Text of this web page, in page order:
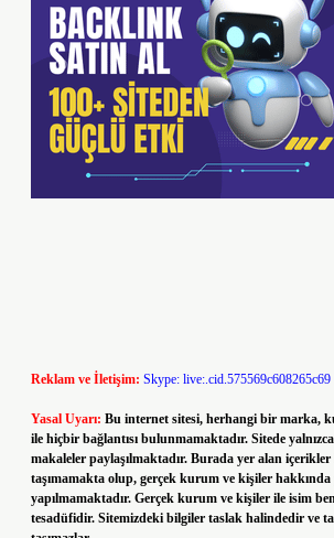
Reklam ve İletişim: Skype: live:.cid.575569c608265c69
Yasal Uyarı: Bu internet sitesi, herhangi bir marka,
ile hiçbir bağlantısı bulunmamaktadır. Sitede yalnızca
makaleler paylaşılmaktadır. Burada yer alan
taşımamakta olup, gerçek kurum ve kişiler hakkında
yapılmamaktadır. Gerçek kurum ve kişiler ile isim
tesadüfidir. Sitemizdeki bilgiler taslak halindedir ve